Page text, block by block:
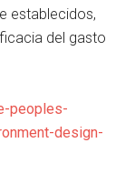
establecidos,
del gasto
peoples-
design-